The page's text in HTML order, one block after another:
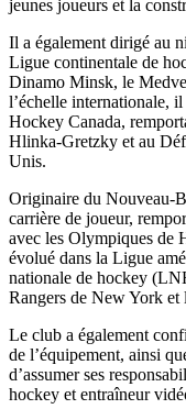
jeunes joueurs et la
Il a également dirigé au
Ligue continentale de
Dinamo Minsk, le
l’échelle internationale,
Hockey Canada,
Hlinka-Gretzky et au
Unis.
Originaire du Nouveau-
carrière de joueur,
avec les Olympiques de
évolué dans la Ligue
nationale de hockey
Rangers de New York et
Le club a également
de l’équipement, ainsi
d’assumer ses
hockey et entraîneur